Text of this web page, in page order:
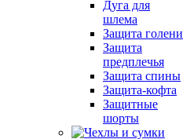
Дуга для
шлема
Защита голени
Защита
предплечья
Защита спины
Защита-кофта
Защитные
шорты